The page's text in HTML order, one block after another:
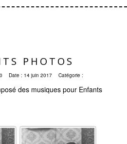
PHOTOS
Date : 14 juin 2017 Catégorie :
des musiques pour Enfants